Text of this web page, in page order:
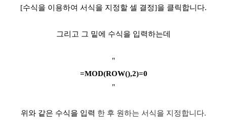
[수식을 이용하여 서식을 지정할 셀 결정]을 클릭합니다.
그리고 그 밑에 수식을 입력하는데
"
=MOD(ROW(),2)=0
"
위와 같은 수식을 입력 한 후 원하는 서식을 지정합니다.